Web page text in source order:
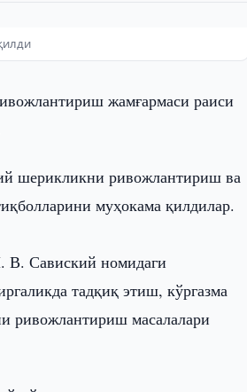
жамғармаси раиси
шерикликни ривожлантириш ва
муҳокама қилдилар.
В. Савиский номидаги
тадқиқ этиш, кўргазма
ривожлантириш масалалари